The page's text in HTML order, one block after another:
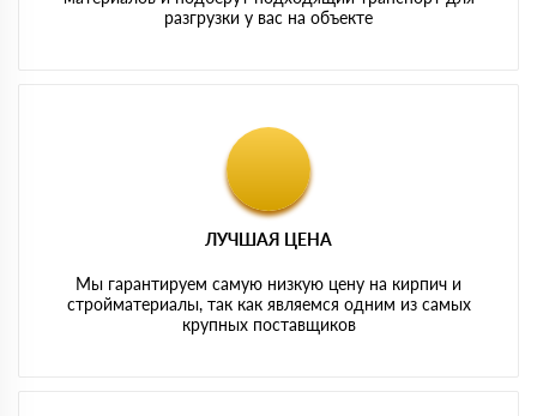
разгрузки у вас на объекте
ЛУЧШАЯ ЦЕНА
Мы гарантируем самую низкую цену на кирпич и
стройматериалы, так как являемся одним из самых
крупных поставщиков